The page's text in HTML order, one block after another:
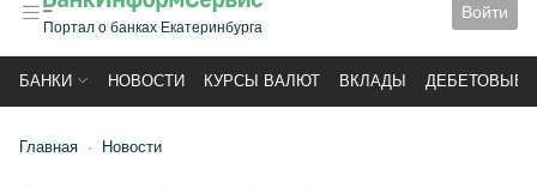
Портал о банках Екатеринбурга
Войти
БАНКИ НОВОСТИ КУРСЫ ВАЛЮТ ВКЛАДЫ ДЕБЕТОВЫЕ
Главная Новости